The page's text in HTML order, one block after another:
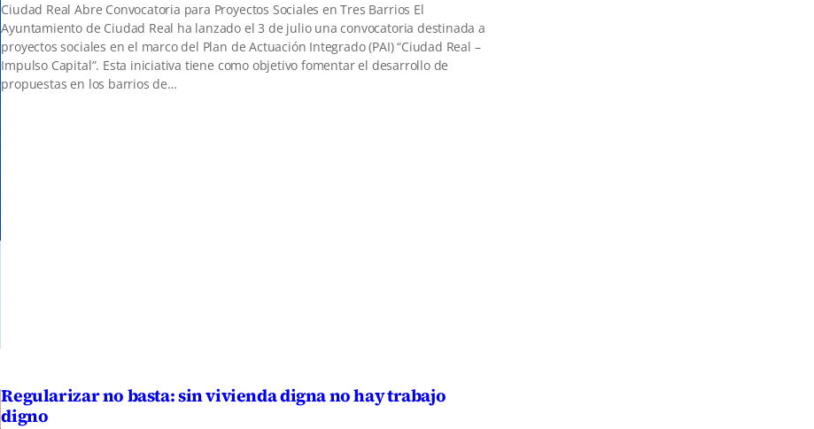
Ciudad Real Abre Convocatoria para Proyectos Sociales en Tres Barrios El
Ayuntamiento de Ciudad Real ha lanzado el 3 de julio una convocatoria destinada a
proyectos sociales en el marco del Plan de Actuación Integrado (PAI) “Ciudad Real –
Impulso Capital”. Esta iniciativa tiene como objetivo fomentar el desarrollo de
propuestas en los barrios de…
Regularizar no basta: sin vivienda digna no hay trabajo
digno